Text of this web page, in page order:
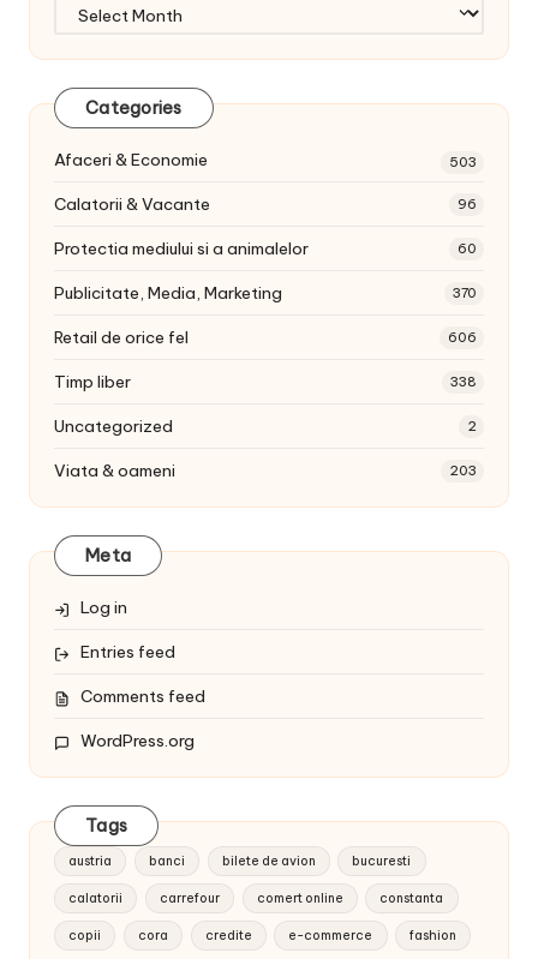
Categories
Afaceri & Economie 503
Calatorii & Vacante 96
Protectia mediului si a animalelor 60
Publicitate, Media, Marketing 370
Retail de orice fel 606
Timp liber 338
Uncategorized 2
Viata & oameni 203
Meta
Log in
Entries feed
Comments feed
WordPress.org
Tags
austria banci bilete de avion bucuresti
calatorii carrefour comert online constanta
copii cora credite e-commerce fashion